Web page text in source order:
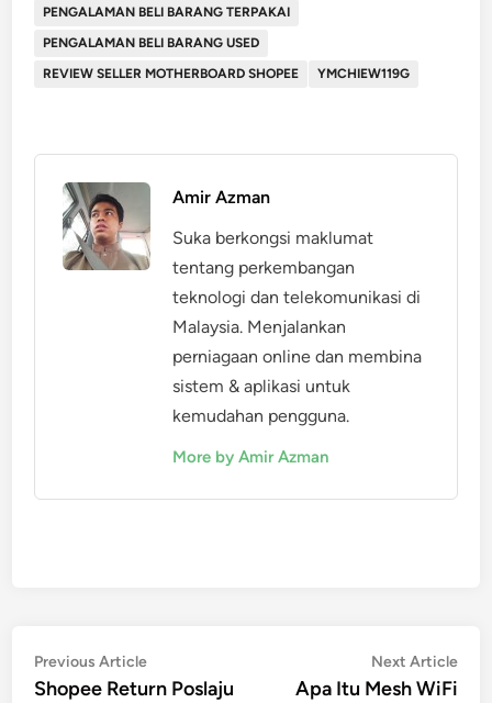
PENGALAMAN BELI BARANG TERPAKAI
PENGALAMAN BELI BARANG USED
REVIEW SELLER MOTHERBOARD SHOPEE
YMCHIEW119G
Amir Azman
Suka berkongsi maklumat
tentang perkembangan
teknologi dan telekomunikasi di
Malaysia. Menjalankan
perniagaan online dan membina
sistem & aplikasi untuk
kemudahan pengguna.
More by Amir Azman
Post
Previous ArticlePrevious
article:
Shopee Return Poslaju
Next Article
Apa Itu Mesh WiFi